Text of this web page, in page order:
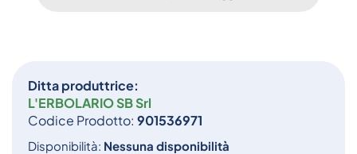
Ditta produttrice:
L'ERBOLARIO SB Srl
Codice Prodotto: 901536971
Disponibilità: Nessuna disponibilità